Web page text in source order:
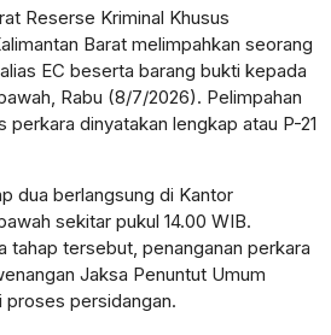
Reserse Kriminal Khusus
Barat melimpahkan seorang
EC beserta barang bukti kepada
Rabu (8/7/2026). Pelimpahan
perkara dinyatakan lengkap atau P-21
dua berlangsung di Kantor
sekitar pukul 14.00 WIB.
tahap tersebut, penanganan perkara
Jaksa Penuntut Umum
proses persidangan.